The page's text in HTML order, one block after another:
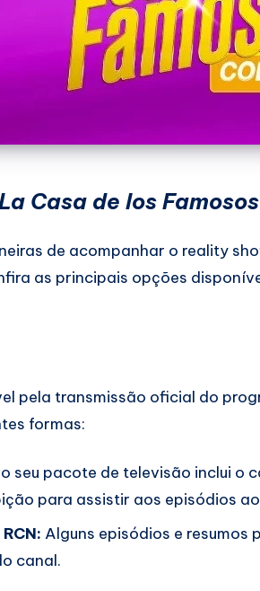
Casa de los
de acompanhar o reality
as principais opções
pela transmissão oficial do
formas:
o seu pacote de televisão inclui o
para assistir aos episódios
Alguns episódios e
canal.